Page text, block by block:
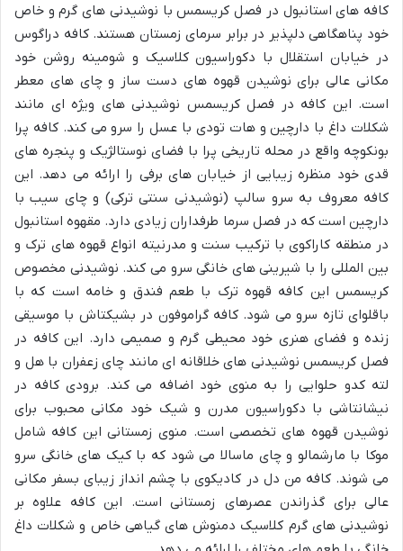
کافه های استانبول در فصل کریسمس با نوشیدنی های گرم و خاص
خود پناهگاهی دلپذیر در برابر سرمای زمستان هستند. کافه دراگوس
در خیابان استقلال با دکوراسیون کلاسیک و شومینه روشن خود
مکانی عالی برای نوشیدن قهوه های دست ساز و چای های معطر
است. این کافه در فصل کریسمس نوشیدنی های ویژه ای مانند
شکلات داغ با دارچین و هات تودی با عسل را سرو می کند. کافه پرا
بونکوچه واقع در محله تاریخی پرا با فضای نوستالژیک و پنجره های
قدی خود منظره زیبایی از خیابان های برفی را ارائه می دهد. این
کافه معروف به سرو سالپ (نوشیدنی سنتی ترکی) و چای سیب با
دارچین است که در فصل سرما طرفداران زیادی دارد. مقهوه استانبول
در منطقه کاراکوی با ترکیب سنت و مدرنیته انواع قهوه های ترک و
بین المللی را با شیرینی های خانگی سرو می کند. نوشیدنی مخصوص
کریسمس این کافه قهوه ترک با طعم فندق و خامه است که با
باقلوای تازه سرو می شود. کافه گراموفون در بشیکتاش با موسیقی
زنده و فضای هنری خود محیطی گرم و صمیمی دارد. این کافه در
فصل کریسمس نوشیدنی های خلاقانه ای مانند چای زعفران با هل و
لته کدو حلوایی را به منوی خود اضافه می کند. برودی کافه در
نیشانتاشی با دکوراسیون مدرن و شیک خود مکانی محبوب برای
نوشیدن قهوه های تخصصی است. منوی زمستانی این کافه شامل
موکا با مارشمالو و چای ماسالا می شود که با کیک های خانگی سرو
می شوند. کافه من دل در کادیکوی با چشم انداز زیبای بسفر مکانی
عالی برای گذراندن عصرهای زمستانی است. این کافه علاوه بر
نوشیدنی های گرم کلاسیک دمنوش های گیاهی خاص و شکلات داغ